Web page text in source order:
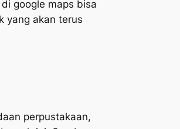
google maps bisa
yang akan terus
perpustakaan,